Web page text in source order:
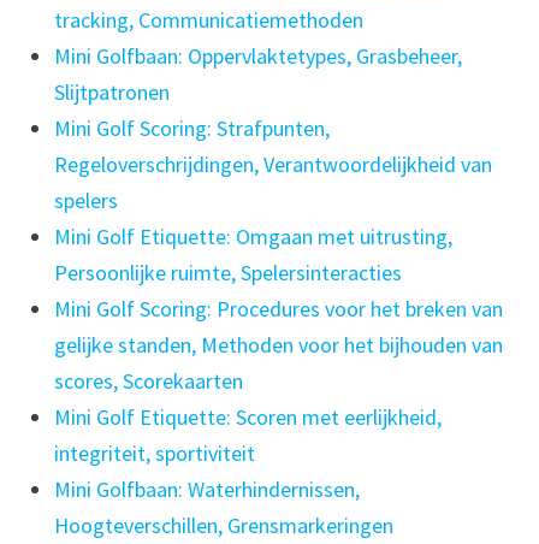
tracking, Communicatiemethoden
Mini Golfbaan: Oppervlaktetypes, Grasbeheer,
Slijtpatronen
Mini Golf Scoring: Strafpunten,
Regeloverschrijdingen, Verantwoordelijkheid van
spelers
Mini Golf Etiquette: Omgaan met uitrusting,
Persoonlijke ruimte, Spelersinteracties
Mini Golf Scoring: Procedures voor het breken van
gelijke standen, Methoden voor het bijhouden van
scores, Scorekaarten
Mini Golf Etiquette: Scoren met eerlijkheid,
integriteit, sportiviteit
Mini Golfbaan: Waterhindernissen,
Hoogteverschillen, Grensmarkeringen